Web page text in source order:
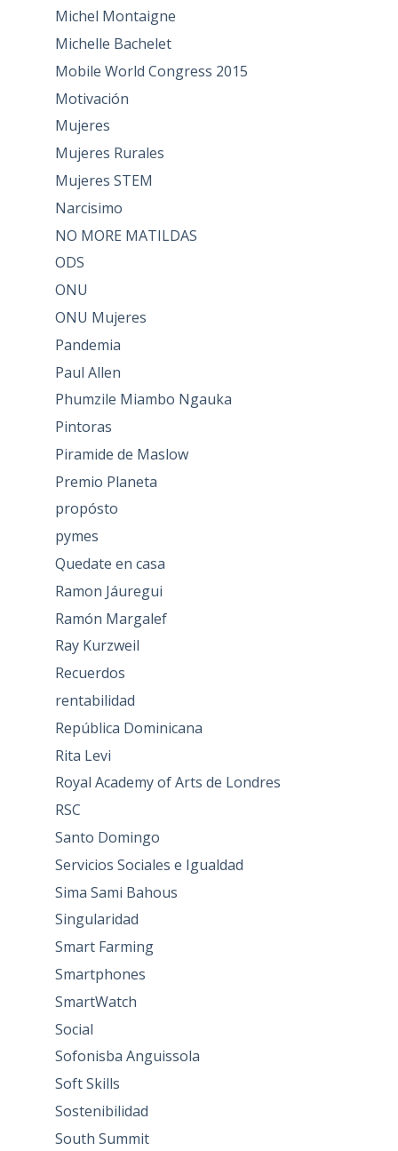
Michel Montaigne
Michelle Bachelet
Mobile World Congress 2015
Motivación
Mujeres
Mujeres Rurales
Mujeres STEM
Narcisimo
NO MORE MATILDAS
ODS
ONU
ONU Mujeres
Pandemia
Paul Allen
Phumzile Miambo Ngauka
Pintoras
Piramide de Maslow
Premio Planeta
propósto
pymes
Quedate en casa
Ramon Jáuregui
Ramón Margalef
Ray Kurzweil
Recuerdos
rentabilidad
República Dominicana
Rita Levi
Royal Academy of Arts de Londres
RSC
Santo Domingo
Servicios Sociales e Igualdad
Sima Sami Bahous
Singularidad
Smart Farming
Smartphones
SmartWatch
Social
Sofonisba Anguissola
Soft Skills
Sostenibilidad
South Summit